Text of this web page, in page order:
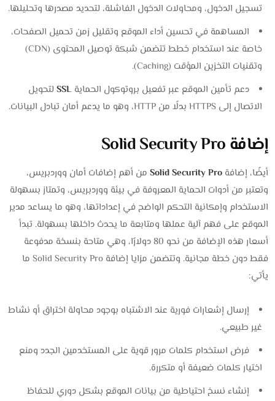
تسجيل الدخول، ومحاولات الدخول الفاشلة، لتحديد مصدرها وتحليلها.
المساهمة في تحسين أداء الموقع وتقليل زمن تحميل الصفحات،
خاصة عند استخدام خطط تتضمن شبكة توصيل المحتوى (CDN)
وتقنيات التخزين المؤقت (Caching).
دعم تأمين الموقع عبر تفعيل بروتوكول الحمايةSSL لتحويل
الاتصال إلى HTTPS بدلًا من HTTP، وهو ما يدعم أمان تبادل البيانات.
إضافة Solid Security Pro
أيضًا، إضافةSolid Security Pro من أهم إضافات أمان ووردبريس،
وتعتبر من أدوات الحماية المعروفة في بيئة ووردبريس، وتمتاز بسهولة
الاستخدام وإمكانية التحكم الواضح في إعداداتها، وهو ما يساعد مدير
الموقع على فهم آلية عملها ومتابعة ما يحدث داخلها بسهولة. تبدأ
أسعار هذه الإضافة من نحو 80 دولارًا، وهي متاحة بنسخة مدفوعة
فقط دون خطة مجانية. وتتضمن مزايا إضافة Solid Security Pro ما
يأتي:
إرسال إشعارات فورية عند الاشتباه بوجود محاولة اختراق أو نشاط
غير طبيعي.
فرض استخدام كلمات مرور قوية على المستخدمين الجدد ومنع
اختيار كلمات ضعيفة أو متكررة.
إنشاء نسخ احتياطية من بيانات الموقع بشكل دوري للحفاظ